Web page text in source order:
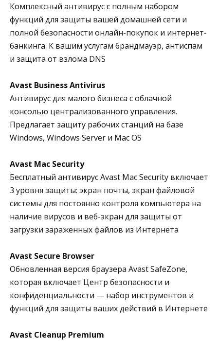
Комплексный антивирус с полным набором
функций для защиты вашей домашней сети и
полной безопасности онлайн-покупок и интернет-
банкинга. К вашим услугам брандмауэр, антиспам
и защита от взлома DNS
Avast Business Antivirus
Антивирус для малого бизнеса с облачной
консолью централизованного управления.
Предлагает защиту рабочих станций на базе
Windows, Windows Server и Mac OS
Avast Mac Security
Бесплатный антивирус Avast Mac Security включает
3 уровня защиты: экран почты, экран файловой
системы для постоянно контроля компьютера на
наличие вирусов и веб-экран для защиты от
загрузки зараженных файлов из Интернета
Avast Secure Browser
Обновленная версия браузера Avast SafeZone,
которая включает Центр безопасности и
конфиденциальности — набор инструментов и
функций для защиты ваших действий в Интернете
Avast Cleanup Premium